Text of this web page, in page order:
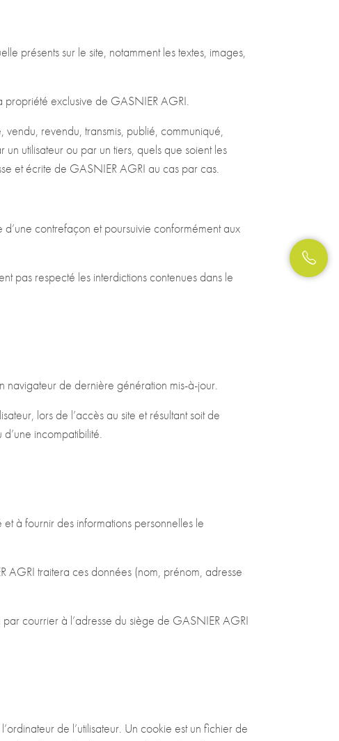
présents sur le site, notamment les textes, images,
propriété exclusive de GASNIER AGRI.
revendu, transmis, publié, communiqué,
utilisateur ou par un tiers, quels que soient les
et écrite de GASNIER AGRI au cas par cas.
contrefaçon et poursuivie conformément aux
pas respecté les interdictions contenues dans le
navigateur de dernière génération mis-à-jour.
lors de l’accès au site et résultant soit de
incompatibilité.
à fournir des informations personnelles le
AGRI traitera ces données (nom, prénom, adresse
courrier à l’adresse du siège de GASNIER AGRI
de l’utilisateur. Un cookie est un fichier de